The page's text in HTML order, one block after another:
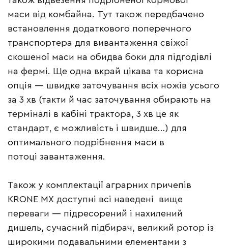
маси від комбайна. Тут також передбачено
встановлення додаткового поперечного
транспортера для вивантаження свіжої
скошеної маси на обидва боки для підгодівлі
на фермі. Ще одна вкрай цікава та корисна
опція — швидке заточування всіх ножів усього
за 3 хв (такти й час заточування обирають на
терміналі в кабіні трактора, 3 хв це як
стандарт, є можливість і швидше…) для
оптимального подрібнення маси в
потоці завантаження.
Також у комплектації аграрних причепів
KRONE MX доступні всі наведені вище
переваги — підресорений і нахилений
дишель, сучасний підбирач, великий ротор із
широкими подавальними елементами з